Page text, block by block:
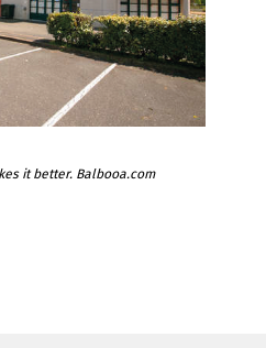
it better. Balbooa.com